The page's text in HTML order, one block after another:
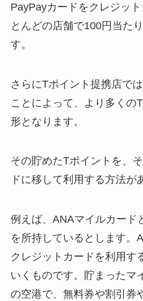
PayPayカードをクレジッ
とんどの店舗で100円当た
す。
さらにTポイント提携店で
ことによって、より多くの
形となります。
その貯めたTポイントを、
ドに移して利用する方法が
例えば、ANAマイルカード
を所持しているとします。
クレジットカードを利用す
いくものです。貯まったマ
の空港で、無料券や割引券